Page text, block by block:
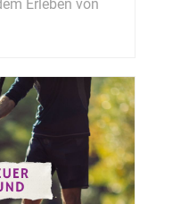
Erleben von